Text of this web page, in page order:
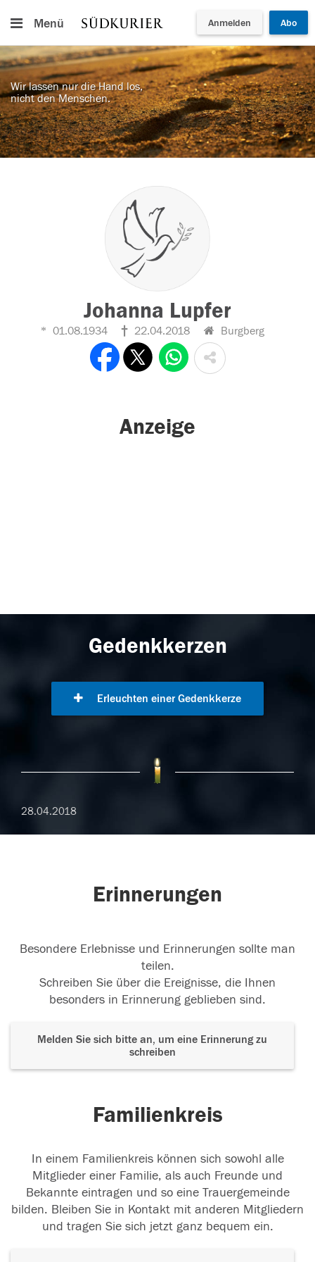
Menü Anmelden Abo
Wir lassen nur die Hand los,
nicht den Menschen.
Johanna Lupfer
01.08.1934 22.04.2018 Burgberg
Anzeige
Gedenkkerzen
Erleuchten einer Gedenkkerze
28.04.2018
Erinnerungen
Besondere Erlebnisse und Erinnerungen sollte man
teilen.
Schreiben Sie über die Ereignisse, die Ihnen
besonders in Erinnerung geblieben sind.
Melden Sie sich bitte an, um eine Erinnerung zu
schreiben
Familienkreis
In einem Familienkreis können sich sowohl alle
Mitglieder einer Familie, als auch Freunde und
Bekannte eintragen und so eine Trauergemeinde
bilden. Bleiben Sie in Kontakt mit anderen Mitgliedern
und tragen Sie sich jetzt ganz bequem ein.